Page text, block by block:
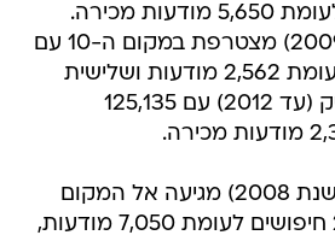
268,405 חיפושים לעומת 5,650 מודעות מכירה.
הונדה אקורד (עד 2009) מצטרפת במקום ה-10 עם
160,870 חיפושים לעומת 2,562 מודעות ושלישית
ואחרונה הונדה סיוויק (עד 2012) עם 125,135
טויוטה קורולה (עד שנת 2008) מגיעה אל המקום
הרביעי עם 267,644 חיפושים לעומת 7,050 מודעות,